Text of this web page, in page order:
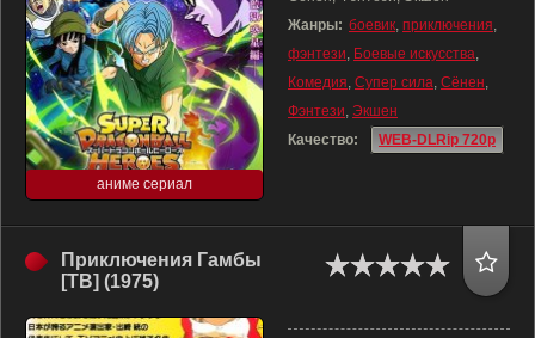
аниме сериал
Жанры: боевик, приключения,
фэнтези, Боевые искусства,
Комедия, Супер сила, Сёнен,
Фэнтези, Экшен
Качество:
WEB-DLRip 720p
Приключения Гамбы
[ТВ] (1975)